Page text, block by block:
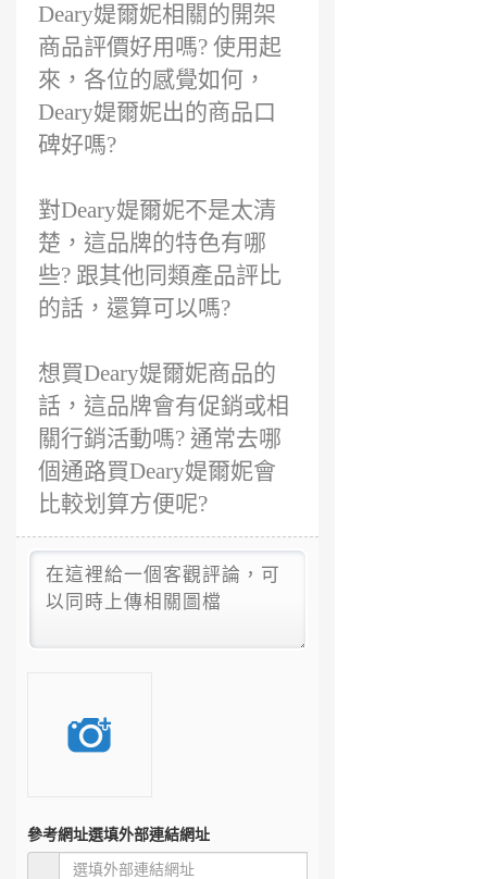
Deary媞爾妮相關的開架
商品評價好用嗎? 使用起
來，各位的感覺如何，
Deary媞爾妮出的商品口
碑好嗎?
對Deary媞爾妮不是太清
楚，這品牌的特色有哪
些? 跟其他同類產品評比
的話，還算可以嗎?
想買Deary媞爾妮商品的
話，這品牌會有促銷或相
關行銷活動嗎? 通常去哪
個通路買Deary媞爾妮會
比較划算方便呢?
參考網址選填外部連結網址